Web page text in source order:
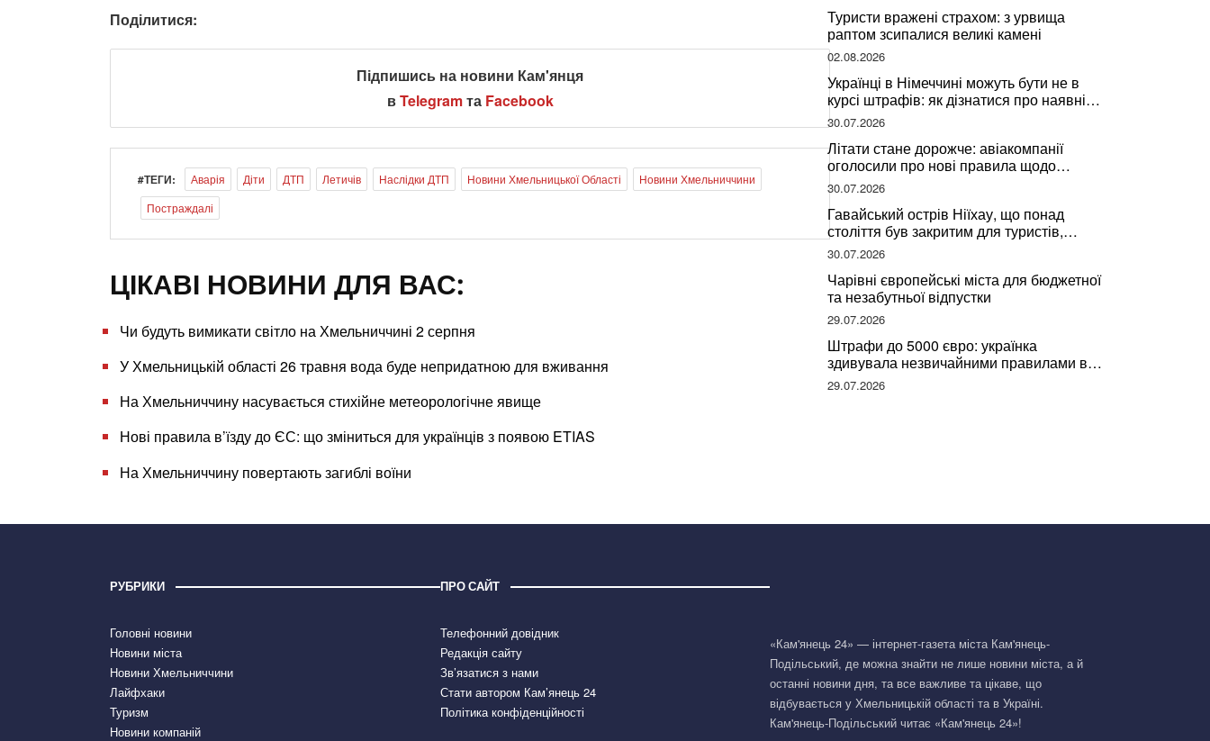
Поділитися:
Підпишись на новини Кам'янця
вTelegramта Facebook
#ТЕГИ: Аварія Діти ДТП Летичів Наслідки ДТП Новини Хмельницької Області
Новини Хмельниччини
Постраждалі
ЦІКАВІ НОВИНИ ДЛЯ ВАС:
Чи будуть вимикати світло на Хмельниччині 2 серпня
У Хмельницькій області 26 травня вода буде непридатною для вживання
На Хмельниччину насувається стихійне метеорологічне явище
Нові правила в’їзду до ЄС: що зміниться для українців з появою ETIAS
На Хмельниччину повертають загиблі воїни
Туристи вражені страхом: з урвища
раптом зсипалися великі камені
02.08.2026
Українці в Німеччині можуть бути не в
курсі штрафів: як дізнатися про наявні
борги
30.07.2026
Літати стане дорожче: авіакомпанії
оголосили про нові правила щодо
вибору місць
30.07.2026
Гавайський острів Ніїхау, що понад
століття був закритим для туристів,
починає приймати перших відвідувачів
30.07.2026
Чарівні європейські міста для бюджетної
та незабутньої відпустки
29.07.2026
Штрафи до 5000 євро: українка
здивувала незвичайними правилами в
Німеччині та поділилася правдою
29.07.2026
РУБРИКИ
Головні новини
Новини міста
Новини Хмельниччини
Лайфхаки
Туризм
Новини компаній
ПРО САЙТ
Телефонний довідник
Редакція сайту
Зв’язатися з нами
Стати автором Кам’янець 24
Політика конфіденційності
«Кам'янець 24» — інтернет-газета міста Кам'янець-
Подільський, де можна знайти не лише новини міста, а й
останні новини дня, та все важливе та цікаве, що
відбувається у Хмельницькій області та в Україні.
Кам'янець-Подільський читає «Кам'янець 24»!